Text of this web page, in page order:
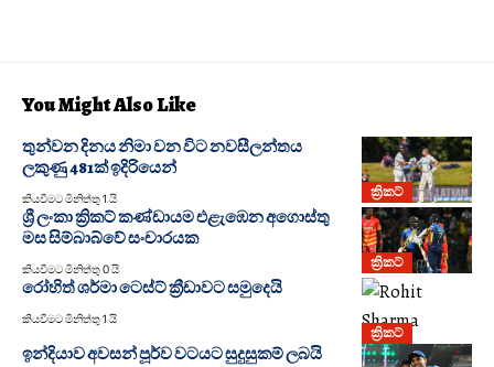
You Might Also Like
ක්‍රිකට්
තුන්වන දිනය නිමා වන විට නවසීලන්තය
ලකුණු 481ක් ඉදිරියෙන්
කියවීමට මිනිත්තු 1 යි
ක්‍රිකට්
ශ්‍රී ලංකා ක්‍රිකට් කණ්ඩායම එළැඹෙන අගොස්තු
මස සිම්බාබ්වේ සංචාරයක
කියවීමට මිනිත්තු 0 යි
ක්‍රිකට්
රෝහිත් ශර්මා ටෙස්ට් ක්‍රීඩාවට සමුදෙයි
කියවීමට මිනිත්තු 1 යි
ඉන්දියාව අවසන් පූර්ව වටයට සුදුසුකම් ලබයි